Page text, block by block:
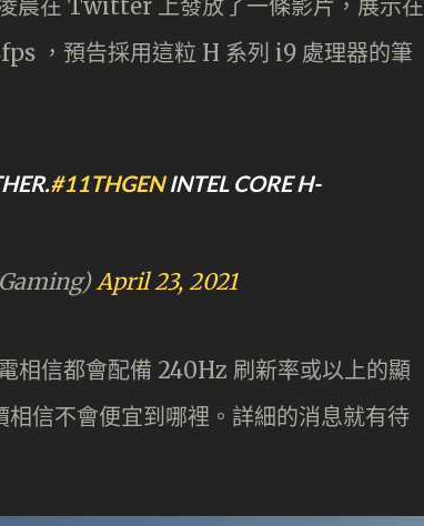
晨在 Twitter 上發放了一條影片，展示在
，預告採用這粒 H 系列 i9 處理器的筆
#11THGENINTEL CORE H-
April 23, 2021
相信都會配備 240Hz 刷新率或以上的顯
信不會便宜到哪裡。詳細的消息就有待